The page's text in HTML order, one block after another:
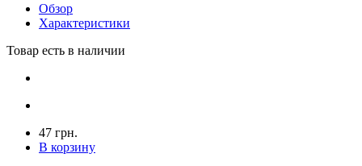
Обзор
Характеристики
Товар есть в наличии
47 грн.
В корзину